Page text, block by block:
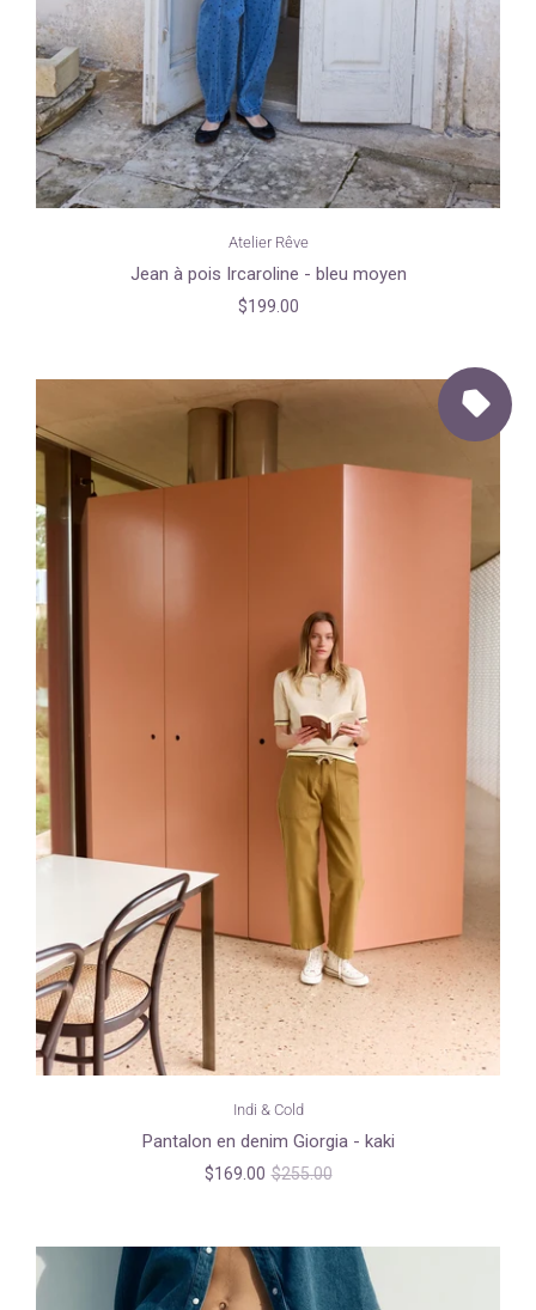
Atelier Rêve
Jean à pois Ircaroline - bleu moyen
$199.00
Indi & Cold
Pantalon en denim Giorgia - kaki
$169.00 $255.00